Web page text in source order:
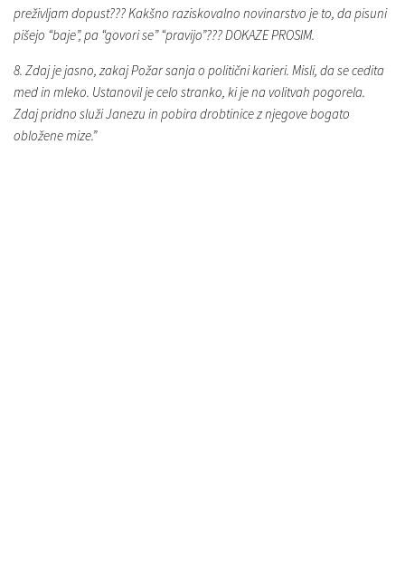
preživljam dopust??? Kakšno raziskovalno novinarstvo je to, da pisuni
pišejo “baje”, pa “govori se” “pravijo”??? DOKAZE PROSIM.
8. Zdaj je jasno, zakaj Požar sanja o politični karieri. Misli, da se cedita
med in mleko. Ustanovil je celo stranko, ki je na volitvah pogorela.
Zdaj pridno služi Janezu in pobira drobtinice z njegove bogato
obložene mize.”